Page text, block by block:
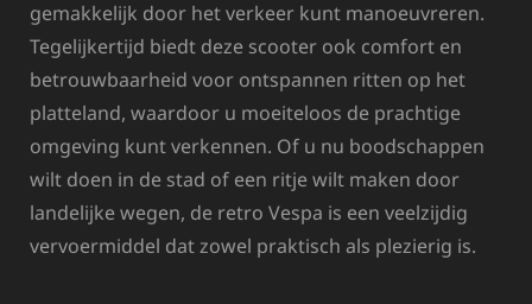
gemakkelijk door het verkeer kunt manoeuvreren.
Tegelijkertijd biedt deze scooter ook comfort en
betrouwbaarheid voor ontspannen ritten op het
platteland, waardoor u moeiteloos de prachtige
omgeving kunt verkennen. Of u nu boodschappen
wilt doen in de stad of een ritje wilt maken door
landelijke wegen, de retro Vespa is een veelzijdig
vervoermiddel dat zowel praktisch als plezierig is.